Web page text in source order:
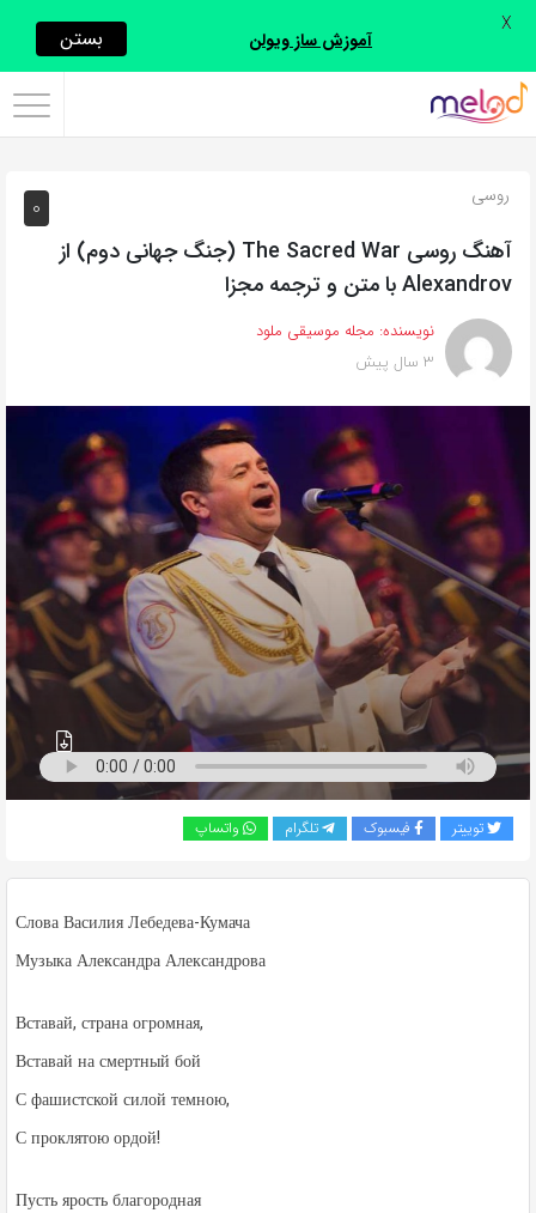
اشتراک
با
از
روش‌های
زیر
این
صفحه
را
خود
اشتراک
بگذارید.
کپی
0 روسی
آهنگ روسی The Sacred War (جنگ جهانی دوم) از
Alexandrov با متن و ترجمه مجزا
نویسنده: مجله موسیقی ملود
3 سال پیش
توییتر فیسبوک تلگرام واتساپ
Слова Василия Лебедева-Кумача
Музыка Александра Александрова
Вставай, страна огромная,
Вставай на смертный бой
С фашистской силой темною,
С проклятою ордой!
Пусть ярость благородная
آموزش ساز ویولن بستن X